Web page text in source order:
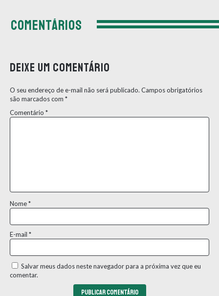
COMENTÁRIOS
Deixe um comentário
O seu endereço de e-mail não será publicado. Campos obrigatórios
são marcados com *
Comentário *
Nome*
E-mail *
Salvar meus dados neste navegador para a próxima vez que eu
comentar.